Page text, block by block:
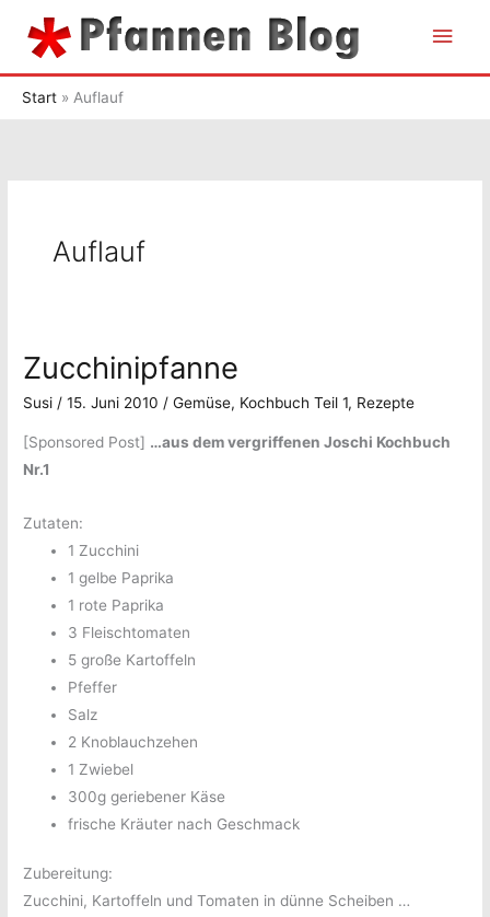
Inhalt
Start Auflauf
Auflauf
Zucchinipfanne
Susi /15. Juni 2010 /Gemüse, Kochbuch Teil 1, Rezepte
[Sponsored Post] …aus dem vergriffenen Joschi Kochbuch
Nr.1
Zutaten:
1 Zucchini
1 gelbe Paprika
1 rote Paprika
3 Fleischtomaten
5 große Kartoffeln
Pfeffer
Salz
2 Knoblauchzehen
1 Zwiebel
300g geriebener Käse
frische Kräuter nach Geschmack
Zubereitung:
Zucchini, Kartoffeln und Tomaten in dünne Scheiben …